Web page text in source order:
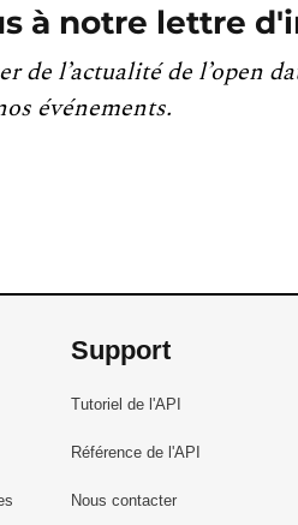
à notre lettre
de l’actualité de l’open
événements.
Support
Tutoriel de l'API
Référence de l'API
Nous contacter